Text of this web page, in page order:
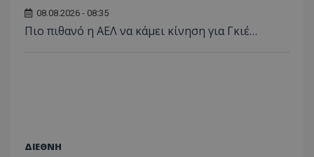
08.08.2026 - 08:35
Πιο πιθανό η ΑΕΛ να κάμει κίνηση για Γκιέ…
ΔΙΕΘΝΗ